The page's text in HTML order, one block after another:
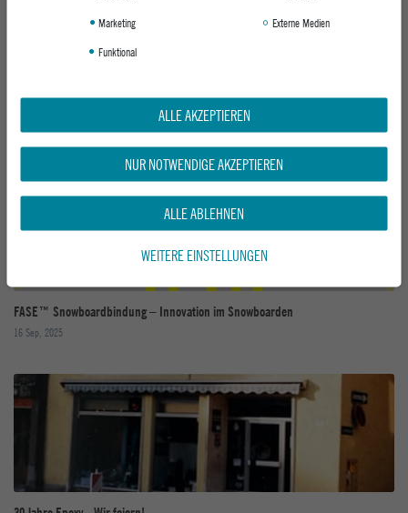
CLEW Bindung – Step-In Snowboardkomfort
16 Sep, 2025
FASE™ Snowboardbindung – Innovation im Snowboarden
16 Sep, 2025
Marketing
Externe Medien
Funktional
ALLE AKZEPTIEREN
NUR NOTWENDIGE AKZEPTIEREN
ALLE ABLEHNEN
WEITERE EINSTELLUNGEN